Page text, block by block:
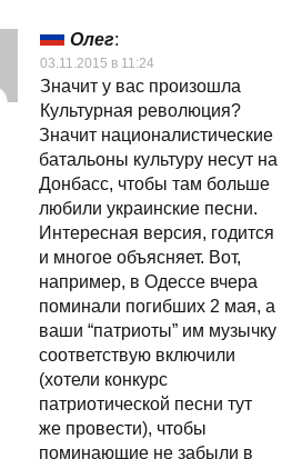
Олег:
03.11.2015 в 11:24
Значит у вас произошла
Культурная революция?
Значит националистические
батальоны культуру несут на
Донбасс, чтобы там больше
любили украинские песни.
Интересная версия, годится
и многое объясняет. Вот,
например, в Одессе вчера
поминали погибших 2 мая, а
ваши “патриоты” им музычку
соответствую включили
(хотели конкурс
патриотической песни тут
же провести), чтобы
поминающие не забыли в